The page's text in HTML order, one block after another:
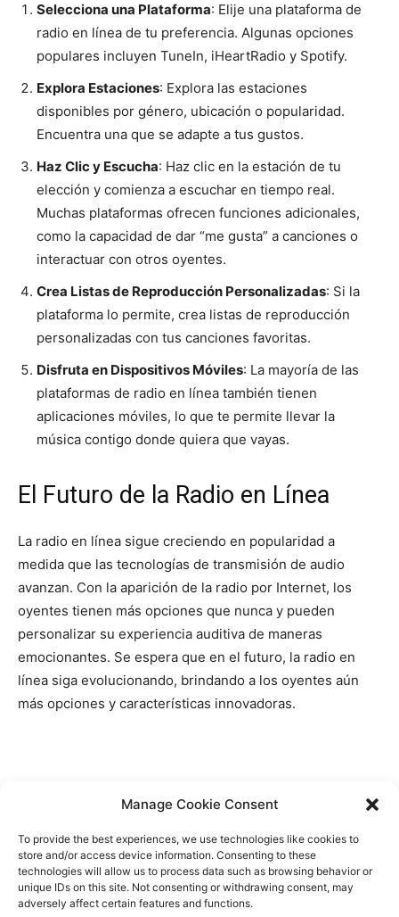
Manage Cookie Consent
To provide the best experiences, we use technologies like cookies to
store and/or access device information. Consenting to these
technologies will allow us to process data such as browsing behavior or
unique IDs on this site. Not consenting or withdrawing consent, may
adversely affect certain features and functions.
Selecciona una Plataforma: Elije una plataforma de
radio en línea de tu preferencia. Algunas opciones
populares incluyen TuneIn, iHeartRadio y Spotify.
Explora Estaciones: Explora las estaciones
disponibles por género, ubicación o popularidad.
Encuentra una que se adapte a tus gustos.
Haz Clic y Escucha: Haz clic en la estación de tu
elección y comienza a escuchar en tiempo real.
Muchas plataformas ofrecen funciones adicionales,
como la capacidad de dar “me gusta” a canciones o
interactuar con otros oyentes.
Crea Listas de Reproducción Personalizadas: Si la
plataforma lo permite, crea listas de reproducción
personalizadas con tus canciones favoritas.
Disfruta en Dispositivos Móviles: La mayoría de las
plataformas de radio en línea también tienen
aplicaciones móviles, lo que te permite llevar la
música contigo donde quiera que vayas.
El Futuro de la Radio en Línea
La radio en línea sigue creciendo en popularidad a
medida que las tecnologías de transmisión de audio
avanzan. Con la aparición de la radio por Internet, los
oyentes tienen más opciones que nunca y pueden
personalizar su experiencia auditiva de maneras
emocionantes. Se espera que en el futuro, la radio en
línea siga evolucionando, brindando a los oyentes aún
más opciones y características innovadoras.
Contactez-nous
About Us
Sitemap